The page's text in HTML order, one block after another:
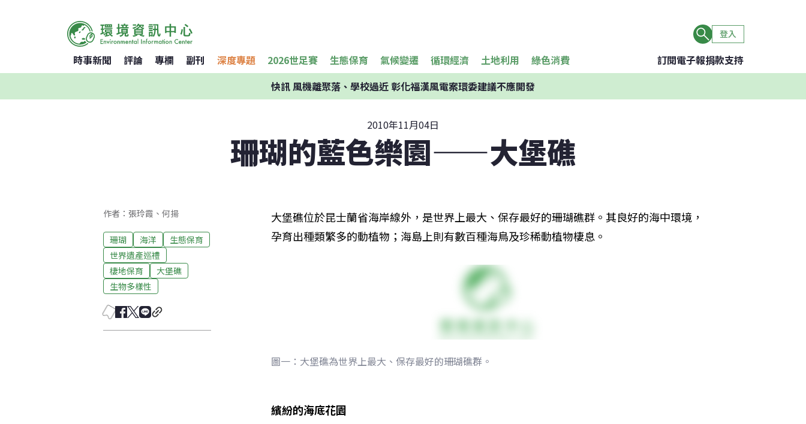
登入
時事新聞 評論 專欄 副刊 深度專題 2026世足賽 生態保育 氣候變遷 循環經濟 土地利用 綠色消費 訂閱電子報捐款支持
快訊風機離聚落、學校過近 彰化福漢風電案環委建議不應開發
2010年11月04日
珊瑚的藍色樂園——大堡礁
作者：張玲霞、何揚
珊瑚 海洋
生態保育
世界遺產巡禮
棲地保育
大堡礁
生物多樣性
大堡礁位於昆士蘭省海岸線外，是世界上最大、保存最好的珊瑚礁群。其良好的海中環境，
孕育出種類繁多的動植物；海島上則有數百種海鳥及珍稀動植物棲息。
圖一：大堡礁為世界上最大、保存最好的珊瑚礁群。
繽紛的海底花園